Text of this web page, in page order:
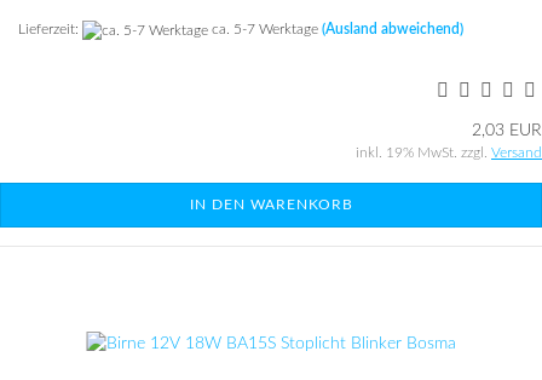
Lieferzeit: ca. 5-7 Werktage (Ausland abweichend)
2,03 EUR
inkl. 19% MwSt. zzgl. Versand
IN DEN WARENKORB